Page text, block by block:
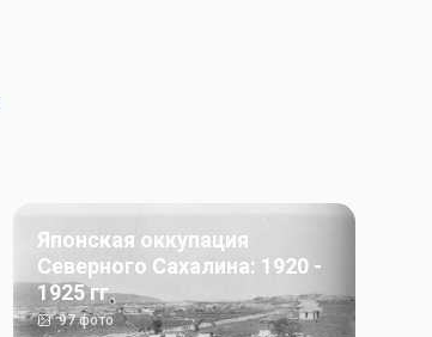
Японская оккупация
Северного Сахалина: 1920 -
1925 гг
97фото